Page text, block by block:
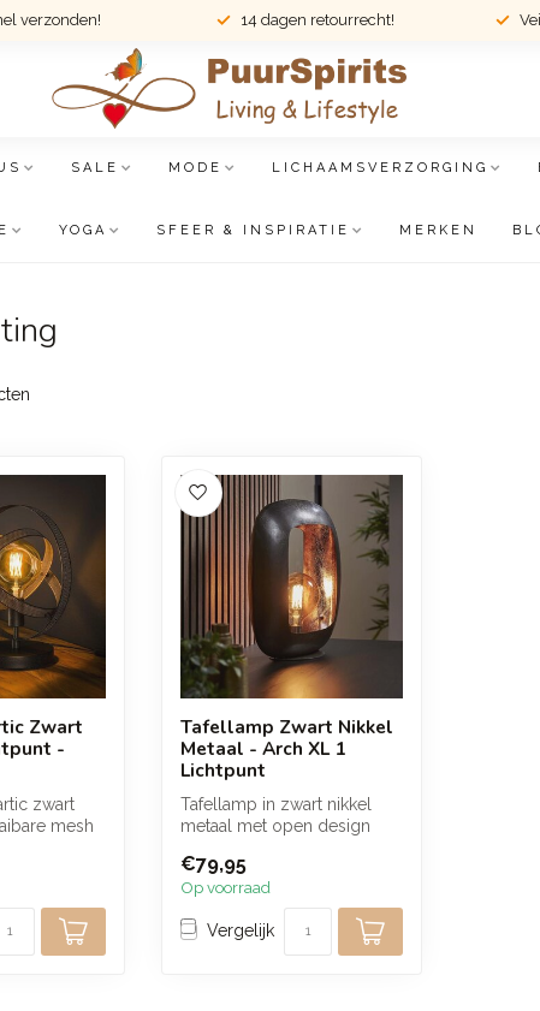
verzonden! 14 dagen retourrecht!
SALE MODE LICHAAMSVERZORGING
YOGA SFEER & INSPIRATIE MERKEN
Zwart
-
zwart
mesh
Tafellamp Zwart Nikkel
Metaal - Arch XL 1
Lichtpunt
Tafellamp in zwart nikkel
metaal met open design
sfeervo...
€79,95
Op voorraad
Vergelijk